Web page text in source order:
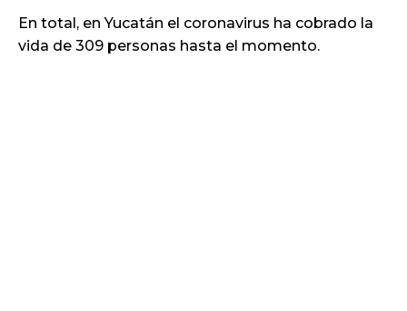
En total, en Yucatán el coronavirus ha cobrado la
vida de 309 personas hasta el momento.